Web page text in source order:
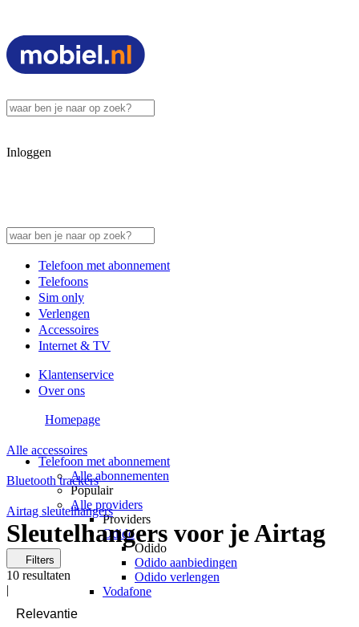
Inloggen
Telefoon met abonnement
Telefoons
Sim only
Verlengen
Accessoires
Internet & TV
Klantenservice
Over ons
Telefoon met abonnement
Alle abonnementen
Populair
Alle providers
Providers
Odido
Odido
Odido aanbiedingen
Odido verlengen
Vodafone
Homepage
Alle accessoires
Bluetooth trackers
Airtag sleutelhangers
Sleutelhangers voor je Airtag
Filters
10 resultaten
|